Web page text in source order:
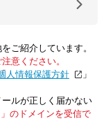
ご紹介しています。
意ください。
人情報保護方針
」
ルが正しく届かない
」のドメインを受信で